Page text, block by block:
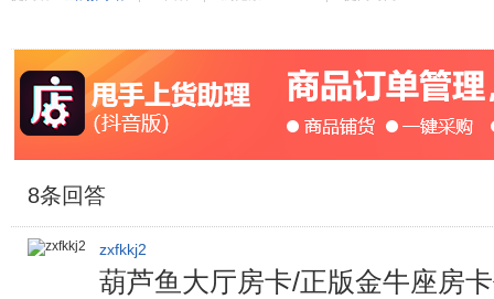
8条回答
zxfkkj2
葫芦鱼大厅房卡/正版金牛座房